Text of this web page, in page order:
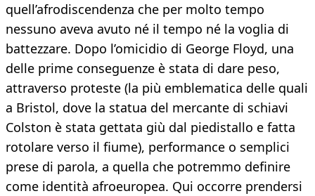
quell’afrodiscendenza che per molto tempo
nessuno aveva avuto né il tempo né la voglia di
battezzare. Dopo l’omicidio di George Floyd, una
delle prime conseguenze è stata di dare peso,
attraverso proteste (la più emblematica delle quali
a Bristol, dove la statua del mercante di schiavi
Colston è stata gettata giù dal piedistallo e fatta
rotolare verso il fiume), performance o semplici
prese di parola, a quella che potremmo definire
come identità afroeuropea. Qui occorre prendersi